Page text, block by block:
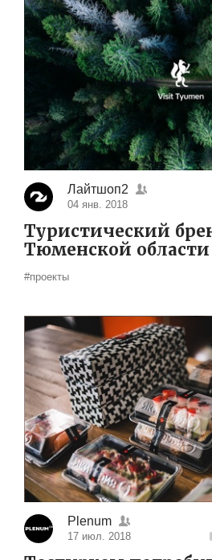
Лайтшоп2
04 янв. 2018
Туристический
Тюменской области
#проекты
Plenum
17 июл. 2018